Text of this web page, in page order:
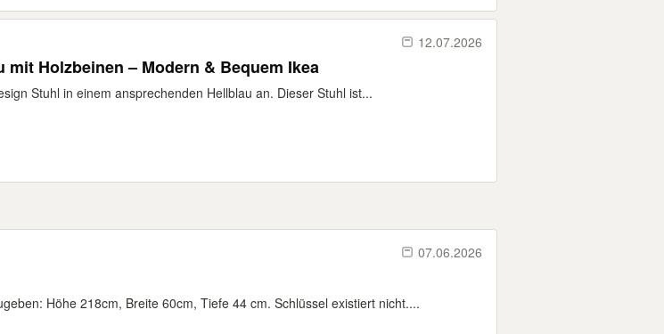
12.07.2026
mit Holzbeinen – Modern & Bequem Ikea
Stuhl in einem ansprechenden Hellblau an. Dieser Stuhl ist...
07.06.2026
Höhe 218cm, Breite 60cm, Tiefe 44 cm. Schlüssel existiert nicht....